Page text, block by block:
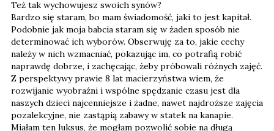
Też tak wychowujesz swoich synów?
Bardzo się staram, bo mam świadomość, jaki to jest kapitał.
Podobnie jak moja babcia staram się w żaden sposób nie
determinować ich wyborów. Obserwuję za to, jakie cechy
należy w nich wzmacniać, pokazując im, co potrafią robić
naprawdę dobrze, i zachęcając, żeby próbowali różnych zajęć.
Z perspektywy prawie 8 lat macierzyństwa wiem, że
rozwijanie wyobraźni i wspólne spędzanie czasu jest dla
naszych dzieci najcenniejsze i żadne, nawet najdroższe zajęcia
pozalekcyjne, nie zastąpią zabawy w statek na kanapie.
Miałam ten luksus, że mogłam pozwolić sobie na długą